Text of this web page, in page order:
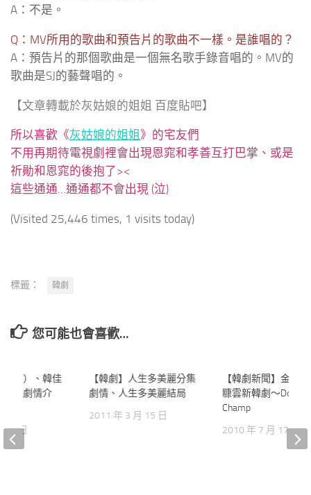
A：不是。
Q：MV所用的歌曲和預告片的歌曲不一樣。是誰唱的？
A：預告片的那個歌曲是一個無名歌手錄音唱的。MV的
歌曲是SJ的藝聲唱的。
【文章轉載於灰姑娘的姐姐 百度貼吧】
所以喜歡《灰姑娘的姐姐 》的宅友們
不用再期待電視劇裡會出現恩窕和孝善互打巴掌、或是
祈勛和恩窕的後抱了><
這些通通…通通都不會出現 (泣)
(Visited 25,446 times, 1 visits today)
標籤： 韓劇
您可能也會喜歡…
【韓劇】人生多美麗分集
劇情、人生多美麗結局
2011 年 3 月 15 日
【韓劇新聞】金素
糠雲新韓劇～Doctor
Champ
2010 年 7 月 17 日
南吉）、韓佳
男人劇情介
5 日